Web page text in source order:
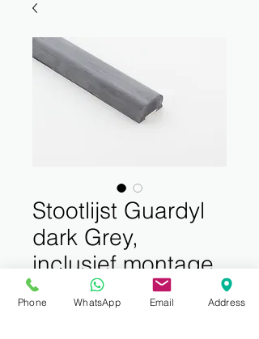
Stootlijst Guardyl
dark Grey,
inclusief montage
€ 150,00 Prijs
Phone WhatsApp Email Address